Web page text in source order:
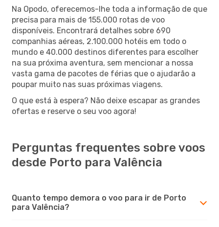
Na Opodo, oferecemos-lhe toda a informação de que
precisa para mais de 155.000 rotas de voo
disponíveis. Encontrará detalhes sobre 690
companhias aéreas, 2.100.000 hotéis em todo o
mundo e 40.000 destinos diferentes para escolher
na sua próxima aventura, sem mencionar a nossa
vasta gama de pacotes de férias que o ajudarão a
poupar muito nas suas próximas viagens.
O que está à espera? Não deixe escapar as grandes
ofertas e reserve o seu voo agora!
Perguntas frequentes sobre voos
desde Porto para Valência
Quanto tempo demora o voo para ir de Porto
para Valência?